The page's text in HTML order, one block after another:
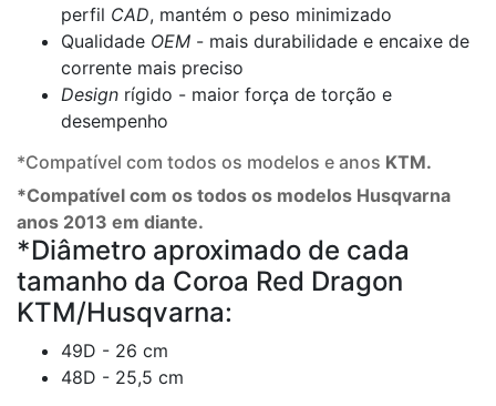
perfil CAD, mantém o peso minimizado
Qualidade OEM - mais durabilidade e encaixe de
corrente mais preciso
Design rígido - maior força de torção e
desempenho
*Compatível com todos os modelos e anos KTM.
*Compatível com os todos os modelos Husqvarna
anos 2013 em diante.
*Diâmetro aproximado de cada
tamanho da Coroa Red Dragon
KTM/Husqvarna:
49D - 26 cm
48D - 25,5 cm